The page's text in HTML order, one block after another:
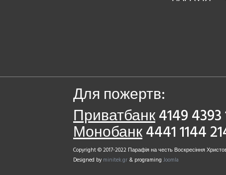
Для пожертв:
Приватбанк4149 4393
Монобанк4441 1144
Copyright © 2017-2022 Парафія на честь Воскресіння
Designed by minitek.gr & programing Joomla